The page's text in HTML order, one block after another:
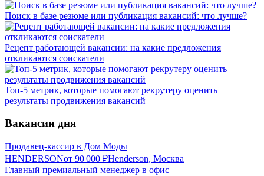
Поиск в базе резюме или публикация вакансий: что лучше?
Рецепт работающей вакансии: на какие предложения
откликаются соискатели
Топ-5 метрик, которые помогают рекрутеру оценить
результаты продвижения вакансий
Вакансии дня
Продавец-кассир в Дом Моды
HENDERSONот 90 000 ₽Henderson, Москва
Главный премиальный менеджер в офис